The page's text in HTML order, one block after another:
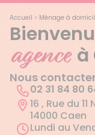
Accueil > Ménage à
agence à
Nous
02 31 84 80
16 , Rue du
14000 Caen
Lundi au